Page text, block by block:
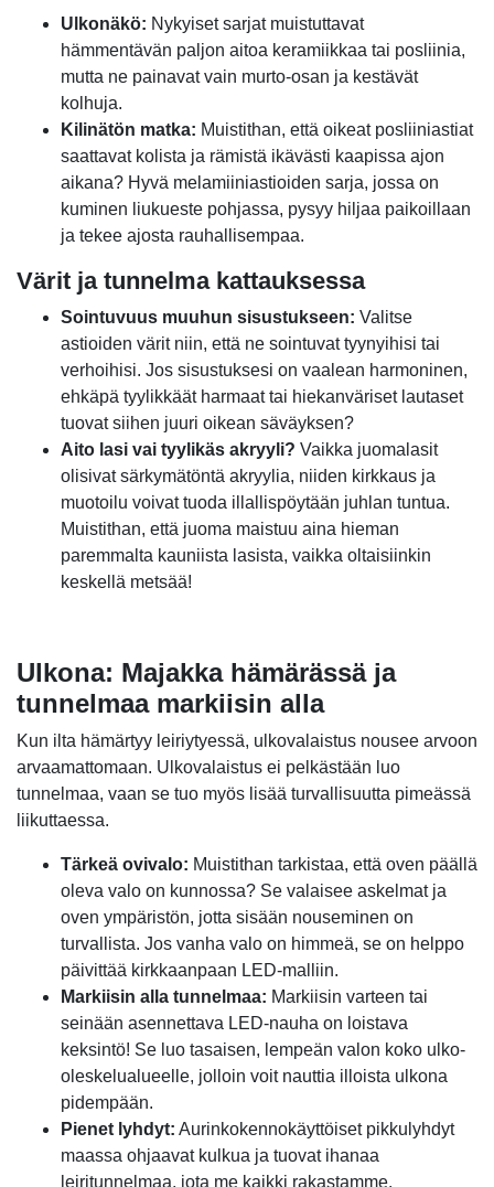
Ulkonäkö: Nykyiset sarjat muistuttavat
hämmentävän paljon aitoa keramiikkaa tai posliinia,
mutta ne painavat vain murto-osan ja kestävät
kolhuja.
Kilinätön matka: Muistithan, että oikeat posliiniastiat
saattavat kolista ja rämistä ikävästi kaapissa ajon
aikana? Hyvä melamiiniastioiden sarja, jossa on
kuminen liukueste pohjassa, pysyy hiljaa paikoillaan
ja tekee ajosta rauhallisempaa.
Värit ja tunnelma kattauksessa
Sointuvuus muuhun sisustukseen: Valitse
astioiden värit niin, että ne sointuvat tyynyihisi tai
verhoihisi. Jos sisustuksesi on vaalean harmoninen,
ehkäpä tyylikkäät harmaat tai hiekanväriset lautaset
tuovat siihen juuri oikean säväyksen?
Aito lasi vai tyylikäs akryyli? Vaikka juomalasit
olisivat särkymätöntä akryylia, niiden kirkkaus ja
muotoilu voivat tuoda illallispöytään juhlan tuntua.
Muistithan, että juoma maistuu aina hieman
paremmalta kauniista lasista, vaikka oltaisiinkin
keskellä metsää!
Ulkona: Majakka hämärässä ja
tunnelmaa markiisin alla
Kun ilta hämärtyy leiriytyessä, ulkovalaistus nousee arvoon
arvaamattomaan. Ulkovalaistus ei pelkästään luo
tunnelmaa, vaan se tuo myös lisää turvallisuutta pimeässä
liikuttaessa.
Tärkeä ovivalo: Muistithan tarkistaa, että oven päällä
oleva valo on kunnossa? Se valaisee askelmat ja
oven ympäristön, jotta sisään nouseminen on
turvallista. Jos vanha valo on himmeä, se on helppo
päivittää kirkkaanpaan LED-malliin.
Markiisin alla tunnelmaa: Markiisin varteen tai
seinään asennettava LED-nauha on loistava
keksintö! Se luo tasaisen, lempeän valon koko ulko-
oleskelualueelle, jolloin voit nauttia illoista ulkona
pidempään.
Pienet lyhdyt: Aurinkokennokäyttöiset pikkulyhdyt
maassa ohjaavat kulkua ja tuovat ihanaa
leiritunnelmaa, jota me kaikki rakastamme.